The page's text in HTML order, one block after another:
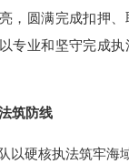
，圆满完成扣押
专业和坚守完成
筑防线
硬核执法筑牢海